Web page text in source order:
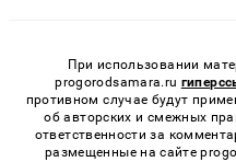
При использовании
progorodsamara.ru
противном случае будут
об авторских и смежных
ответственности за
размещенные на сайте